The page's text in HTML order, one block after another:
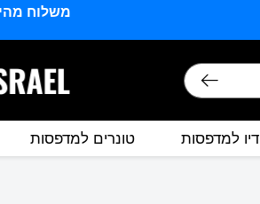
משלוח
דיו למדפסות טונרים למדפסות